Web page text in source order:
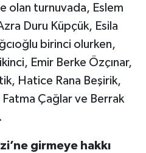
olan turnuvada, Eslem
Duru Küpçük, Esila
birinci olurken,
Emir Berke Özçınar,
Hatice Rana Beşirik,
Fatma Çağlar ve Berrak
girmeye hakkı